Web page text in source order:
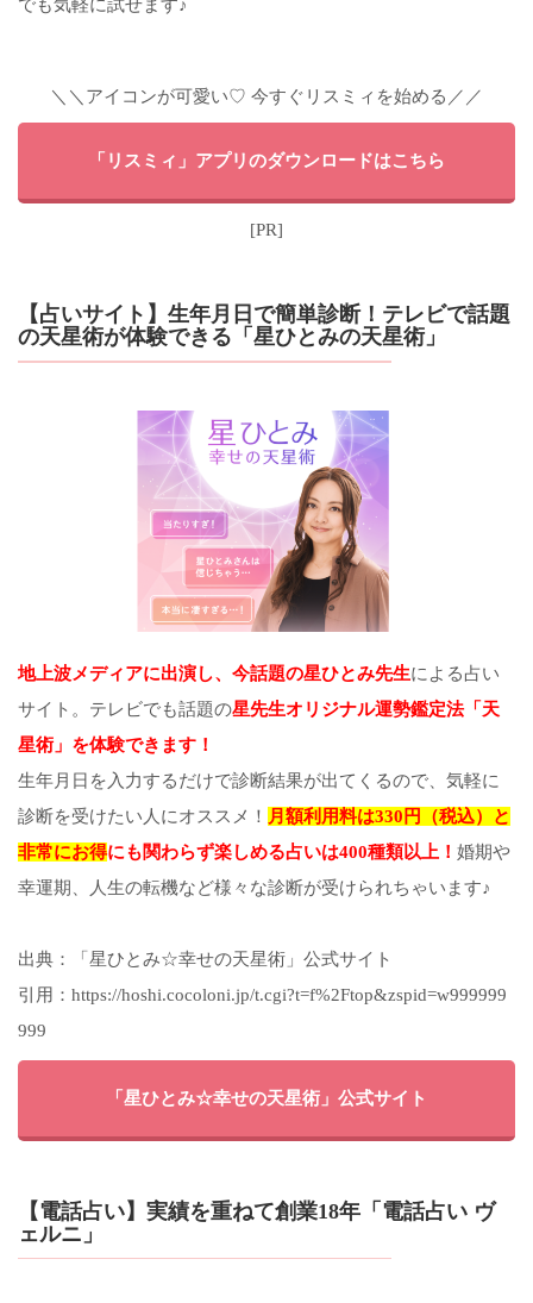
でも気軽に試せます♪
＼＼アイコンが可愛い♡ 今すぐリスミィを始める／／
「リスミィ」アプリのダウンロードはこちら
[PR]
【占いサイト】生年月日で簡単診断！テレビで話題
の天星術が体験できる「星ひとみの天星術」
地上波メディアに出演し、今話題の星ひとみ先生による占い
サイト。テレビでも話題の星先生オリジナル運勢鑑定法「天
星術」を体験できます！
生年月日を入力するだけで診断結果が出てくるので、気軽に
診断を受けたい人にオススメ！ 月額利用料は330円（税込）と
非常にお得にも関わらず楽しめる占いは400種類以上！ 婚期や
幸運期、人生の転機など様々な診断が受けられちゃいます♪
出典：「星ひとみ☆幸せの天星術」公式サイト
引用：https://hoshi.cocoloni.jp/t.cgi?t=f%2Ftop&zspid=w999999
999
「星ひとみ☆幸せの天星術」公式サイト
【電話占い】実績を重ねて創業18年「電話占い ヴ
ェルニ」